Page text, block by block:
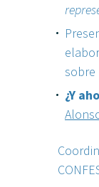
sobre
¿Y